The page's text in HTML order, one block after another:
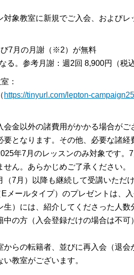
対象教室に新規でご入会、および
7月の月謝（※2）が無料
る。参考月謝：週2回 8,900円（税
：
https://tinyurl.com/lepton-
会金以外の諸費用がかかる場合がご
要となります。その他、必要な諸経
年7月のレッスンのみ対象です。
ん。あらかじめご了承ください。
（7月）以降も継続して受講いただ
Eメールタイプ）のプレゼントは、
生）には、紹介してくださった人
中の方（入会登録だけの場合は不
からの転籍者、並びに再入会（退
い教室がございます。